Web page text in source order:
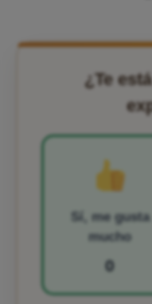
¿Te
Sí, me gusta
mucho
0